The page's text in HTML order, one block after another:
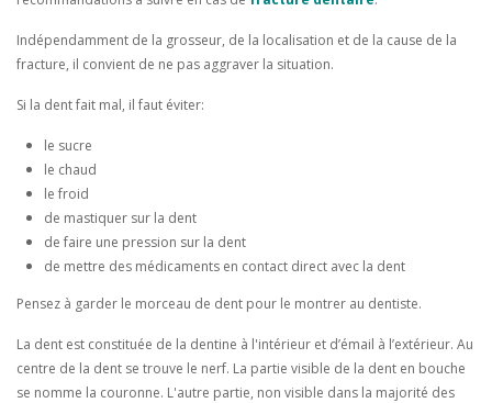
Indépendamment de la grosseur, de la localisation et de la cause de la
fracture, il convient de ne pas aggraver la situation.
Si la dent fait mal, il faut éviter:
le sucre
le chaud
le froid
de mastiquer sur la dent
de faire une pression sur la dent
de mettre des médicaments en contact direct avec la dent
Pensez à garder le morceau de dent pour le montrer au dentiste.
La dent est constituée de la dentine à l'intérieur et d’émail à l’extérieur. Au
centre de la dent se trouve le nerf. La partie visible de la dent en bouche
se nomme la couronne. L'autre partie, non visible dans la majorité des